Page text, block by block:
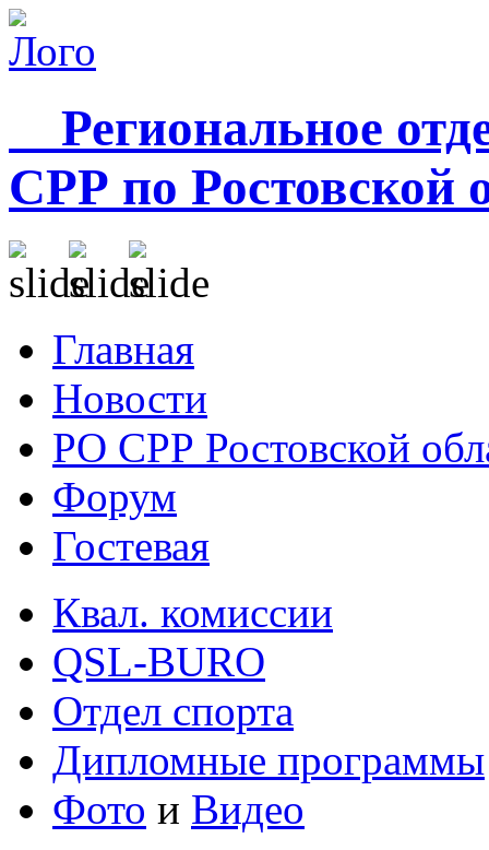
Региональное
СРР по Ростовской
Главная
Новости
РО СРР Ростовской
Форум
Гостевая
Квал. комиссии
QSL-BURO
Отдел спорта
Дипломные программы
Фото и Видео